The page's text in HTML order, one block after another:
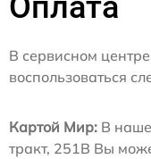
В сервисном
воспользоваться
Картой Мир: В
тракт, 251В Вы